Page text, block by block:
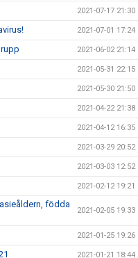
2021-07-17 21:30
2021-07-01 17:24
2021-06-02 21:14
2021-05-31 22:15
2021-05-30 21:50
2021-04-22 21:38
2021-04-12 16:35
2021-03-29 20:52
2021-03-03 12:52
2021-02-12 19:21
födda
2021-02-05 19:33
2021-01-25 19:26
2021-01-21 18:44